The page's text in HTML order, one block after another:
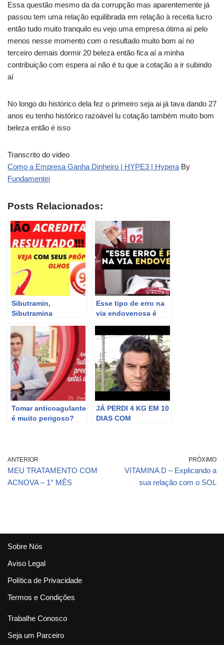
Essa questão mesmo da da corrupção mas aparentemente já
passou tem uma relação equilibrada em relação à receita lucro
então tudo muito tranquilo eu vejo uma empresa ótima aí pelo
menos nesse momento com o resultado muito bom aí no
terceiro demais dormir 20 beleza então fica aí a minha
contribuição com espera aí não é tu que a cotação a ir subindo
aí
No longo do histórico dela fez o primeiro seja ai já tava dando 27
anos eu tenho histórico razoável lu cotação também muito bom
beleza então é isso
Transcrito do video
Como a Empresa Ganha Dinheiro | HYPE3 | Hypera By
Fundamentei
Posts Relacionados:
Sibutramin,
Sibutramina
funciona?
Sibutramina como
usar?Sibutramina
Emagrece?
Esse tipo de erro na
via endovenosa é
o paciente
Tomar anticoagulante
é muito perigoso?
JÁ PERDI 4 KG EM 10
DIAS COM
ANTERIOR
MEU TRATAMENTO COM
ACNOVA – 1° MÊS
PRÓXIMO
VITAMINA D – Explicando a
sua relação com o SOL
Sobre Nós
Aviso Legal
Política de Privacidade
Termos e Condições
Trabalhe Conosco
Seja um Parceiro